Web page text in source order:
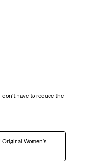
don't have to reduce the
Original Women's